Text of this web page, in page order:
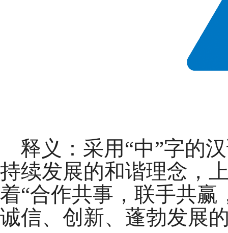
释义：采用“中”字的
持续发展的和谐理念，
着“合作共事，联手共
诚信、创新、蓬勃发展